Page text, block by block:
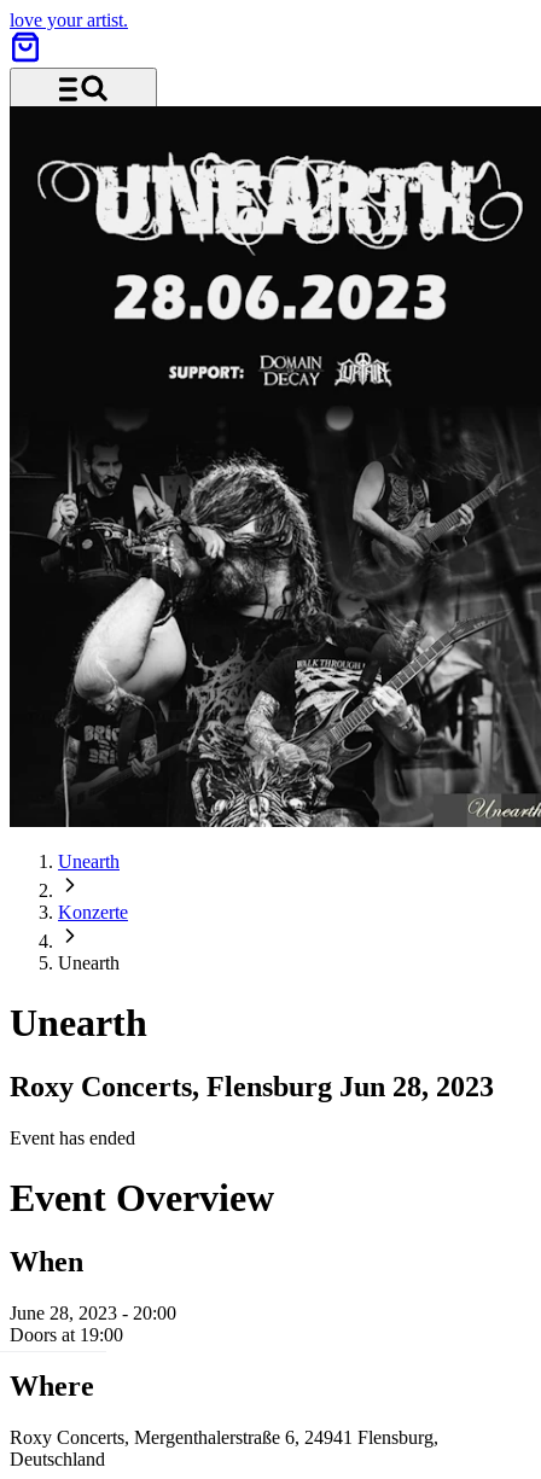
love your artist.
Unearth
Konzerte
Unearth
Unearth
Roxy Concerts, Flensburg Jun 28, 2023
Event has ended
Event Overview
When
June 28, 2023 - 20:00
Doors at 19:00
Where
Roxy Concerts, Mergenthalerstraße 6, 24941 Flensburg,
Deutschland